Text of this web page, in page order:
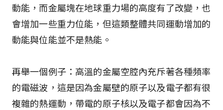
動能，而金屬塊在地球重力場的高度有了改變，也
會增加一些重力位能，但這類整體共同運動增加的
動能與位能並不是熱能。
再舉一個例子：高溫的金屬空腔內充斥著各種頻率
的電磁波，這是因為金屬壁的原子以及電子都有很
複雜的熱運動，帶電的原子核以及電子都會因為不